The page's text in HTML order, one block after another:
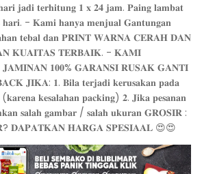
𝐣𝐚𝐝𝐢 𝐭𝐞𝐫𝐡𝐢𝐭𝐮𝐧𝐠 𝟏 𝐱 𝟐𝟒 𝐣𝐚𝐦. 𝐏𝐚𝐢𝐧𝐠 𝐥𝐚𝐦𝐛𝐚𝐭
𝐡𝐚𝐫𝐢. - 𝐊𝐚𝐦𝐢 𝐡𝐚𝐧𝐲𝐚 𝐦𝐞𝐧𝐣𝐮𝐚𝐥 𝐆𝐚𝐧𝐭𝐮𝐧𝐠𝐚𝐧
𝐭𝐞𝐛𝐚𝐥 𝐝𝐚𝐧 𝐏𝐑𝐈𝐍𝐓 𝐖𝐀𝐑𝐍𝐀 𝐂𝐄𝐑𝐀𝐇 𝐃𝐀𝐍
𝐊𝐔𝐀𝐈𝐓𝐀𝐒 𝐓𝐄𝐑𝐁𝐀𝐈𝐊. - 𝐊𝐀𝐌𝐈
𝟏𝟎𝟎% 𝐆𝐀𝐑𝐀𝐍𝐒𝐈 𝐑𝐔𝐒𝐀𝐊 𝐆𝐀𝐍𝐓𝐈
𝐉𝐈𝐊𝐀: 𝟏. 𝐁𝐢𝐥𝐚 𝐭𝐞𝐫𝐣𝐚𝐝𝐢 𝐤𝐞𝐫𝐮𝐬𝐚𝐤𝐚𝐧 𝐩𝐚𝐝𝐚
𝐤𝐞𝐬𝐚𝐥𝐚𝐡𝐚𝐧 𝐩𝐚𝐜𝐤𝐢𝐧𝐠) 𝟐. 𝐉𝐢𝐤𝐚 𝐩𝐞𝐬𝐚𝐧𝐚𝐧
𝐬𝐚𝐥𝐚𝐡 𝐠𝐚𝐦𝐛𝐚𝐫 / 𝐬𝐚𝐥𝐚𝐡 𝐮𝐤𝐮𝐫𝐚𝐧 𝐆𝐑𝐎𝐒𝐈𝐑 :
𝐃𝐀𝐏𝐀𝐓𝐊𝐀𝐍 𝐇𝐀𝐑𝐆𝐀 𝐒𝐏𝐄𝐒𝐈𝐀𝐀𝐋 😍😍